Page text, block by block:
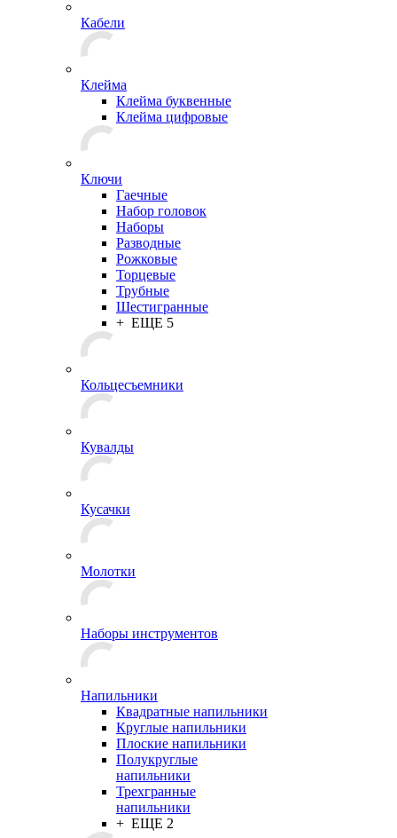
Кабели
Клейма
Клейма буквенные
Клейма цифровые
Ключи
Гаечные
Набор головок
Наборы
Разводные
Рожковые
Торцевые
Трубные
Шестигранные
+ ЕЩЕ 5
Кольцесъемники
Кувалды
Кусачки
Молотки
Наборы инструментов
Напильники
Квадратные напильники
Круглые напильники
Плоские напильники
Полукруглые
напильники
Трехгранные
напильники
+ ЕЩЕ 2